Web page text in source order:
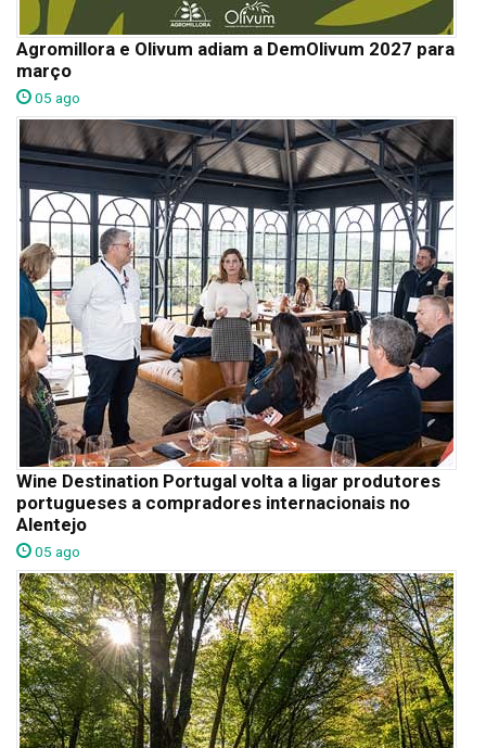
Agromillora e Olivum adiam a DemOlivum 2027 para
março
05 ago
Wine Destination Portugal volta a ligar produtores
portugueses a compradores internacionais no
Alentejo
05 ago